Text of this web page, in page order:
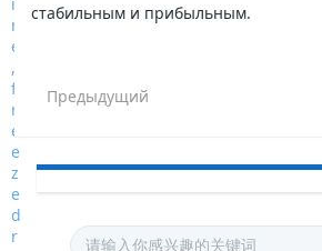
стабильным и прибыльным.
Предыдущий